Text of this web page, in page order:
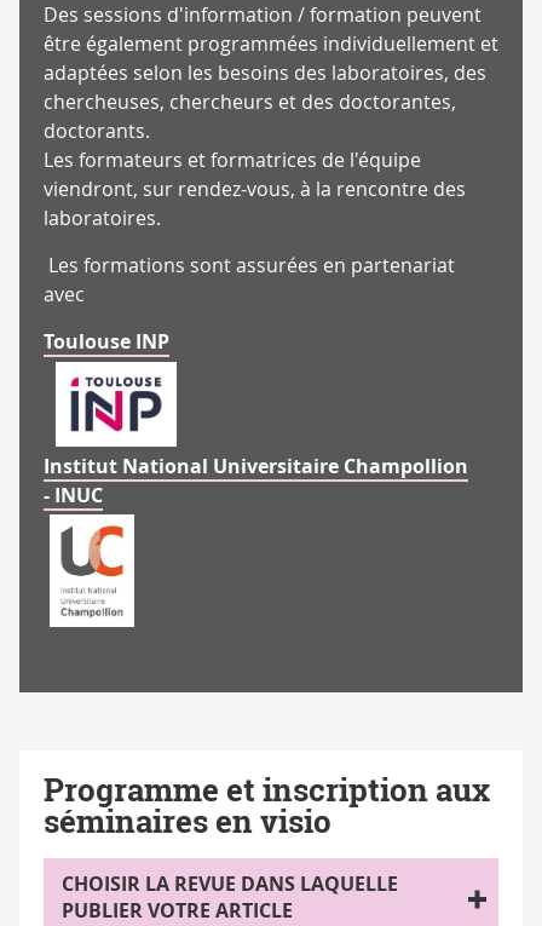
Des sessions d'information / formation peuvent
être également programmées individuellement et
adaptées selon les besoins des laboratoires, des
chercheuses, chercheurs et des doctorantes,
doctorants.
Les formateurs et formatrices de l'équipe
viendront, sur rendez-vous, à la rencontre des
laboratoires.
Les formations sont assurées en partenariat
avec
Toulouse INP
Logo
Toulouse
INP
Institut National Universitaire Champollion
- INUC
Programme et inscription aux
séminaires en visio
CHOISIR LA REVUE DANS LAQUELLE
PUBLIER VOTRE ARTICLE